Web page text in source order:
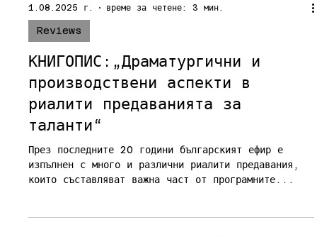
1.08.2025 г. време за четене: 3 мин.
Reviews
КНИГОПИС:„Драматургични и
производствени аспекти в
таланти“